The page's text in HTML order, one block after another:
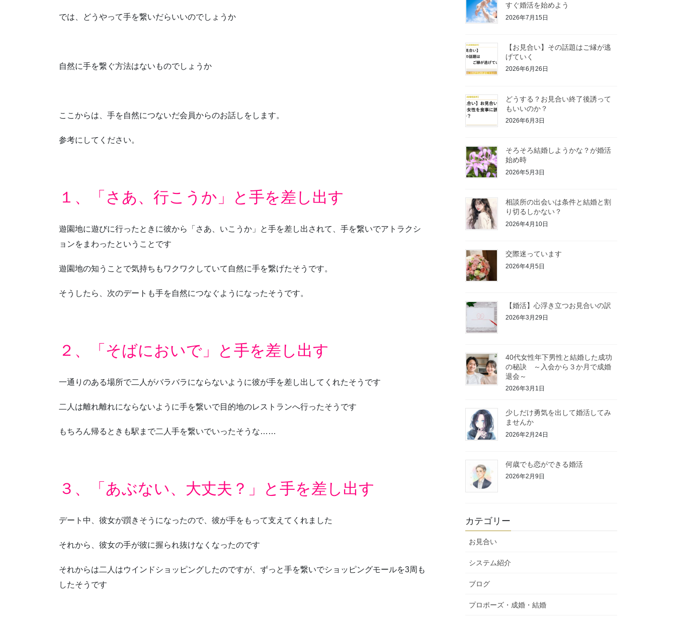
では、どうやって手を繋いだらいいのでしょうか
自然に手を繋ぐ方法はないものでしょうか
ここからは、手を自然につないだ会員からのお話しをします。
参考にしてください。
１、「さあ、行こうか」と手を差し出す
遊園地に遊びに行ったときに彼から「さあ、いこうか」と手を差し出されて、手を繋いでアトラクシ
ョンをまわったということです
遊園地の知うことで気持ちもワクワクしていて自然に手を繋げたそうです。
そうしたら、次のデートも手を自然につなぐようになったそうです。
２、「そばにおいで」と手を差し出す
一通りのある場所で二人がバラバラにならないように彼が手を差し出してくれたそうです
二人は離れ離れにならないように手を繋いで目的地のレストランへ行ったそうです
もちろん帰るときも駅まで二人手を繋いでいったそうな……
３、「あぶない、大丈夫？」と手を差し出す
デート中、彼女が躓きそうになったので、彼が手をもって支えてくれました
それから、彼女の手が彼に握られ抜けなくなったのです
それからは二人はウインドショッピングしたのですが、ずっと手を繋いでショッピングモールを3周も
したそうです
すぐ婚活を始めよう
2026年7月15日
【お見合い】その話題はご縁が逃
げていく
2026年6月26日
どうする？お見合い終了後誘って
もいいのか？
2026年6月3日
そろそろ結婚しようかな？が婚活
始め時
2026年5月3日
相談所の出会いは条件と結婚と割
り切るしかない？
2026年4月10日
交際迷っています
2026年4月5日
【婚活】心浮き立つお見合いの訳
2026年3月29日
40代女性年下男性と結婚した成功
の秘訣 ～入会から３か月で成婚
退会～
2026年3月1日
少しだけ勇気を出して婚活してみ
ませんか
2026年2月24日
何歳でも恋ができる婚活
2026年2月9日
カテゴリー
お見合い
システム紹介
ブログ
プロポーズ・成婚・結婚